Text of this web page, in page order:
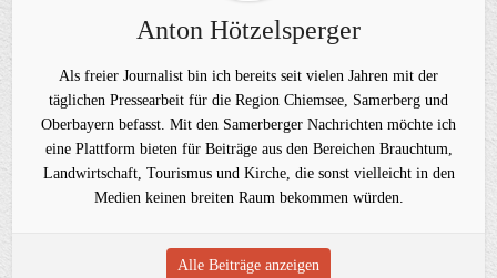
Anton Hötzelsperger
Als freier Journalist bin ich bereits seit vielen Jahren mit der
täglichen Pressearbeit für die Region Chiemsee, Samerberg und
Oberbayern befasst. Mit den Samerberger Nachrichten möchte ich
eine Plattform bieten für Beiträge aus den Bereichen Brauchtum,
Landwirtschaft, Tourismus und Kirche, die sonst vielleicht in den
Medien keinen breiten Raum bekommen würden.
Alle Beiträge anzeigen